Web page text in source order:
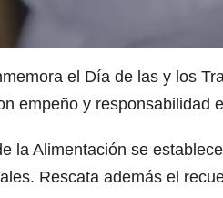
el Día de las y los
empeño y responsabilidad
la Alimentación se
Rescata además el